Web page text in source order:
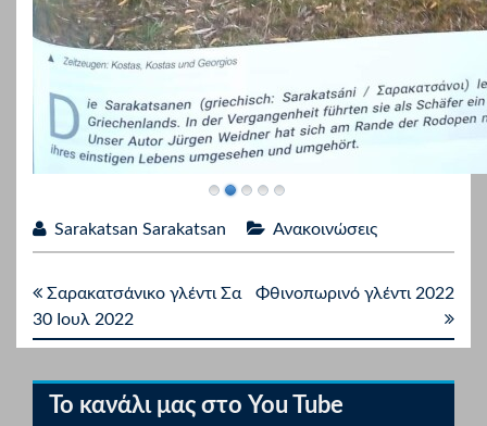
Sarakatsan Sarakatsan Ανακοινώσεις
Σαρακατσάνικο γλέντι Σα
30 Ιουλ 2022
Φθινοπωρινό γλέντι 2022
Το κανάλι μας στο You Tube